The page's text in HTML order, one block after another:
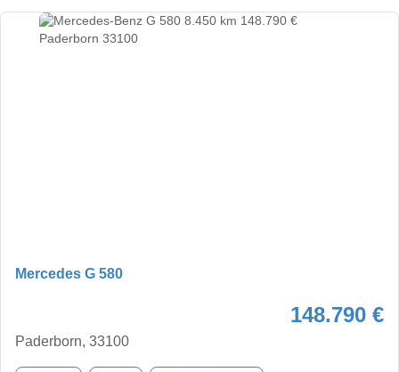
Mercedes G 580
148.790 €
Paderborn, 33100